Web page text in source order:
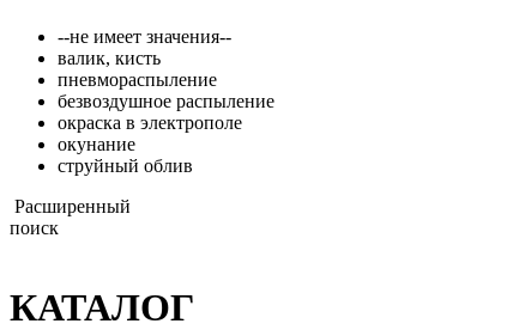
--не имеет значения--
валик, кисть
пневмораспыление
безвоздушное распыление
окраска в электрополе
окунание
струйный облив
Расширенный
поиск
КАТАЛОГ